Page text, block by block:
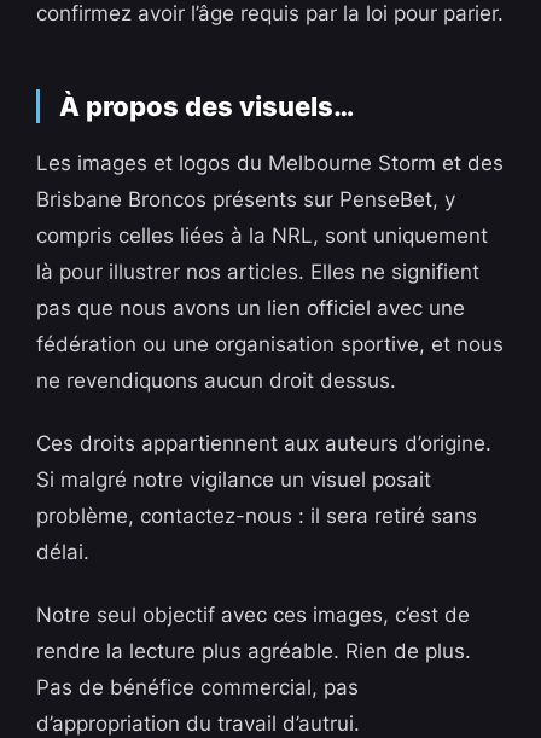
confirmez avoir l’âge requis par la loi pour parier.
À propos des visuels…
Les images et logos du Melbourne Storm et des
Brisbane Broncos présents sur PenseBet, y
compris celles liées à la NRL, sont uniquement
là pour illustrer nos articles. Elles ne signifient
pas que nous avons un lien officiel avec une
fédération ou une organisation sportive, et nous
ne revendiquons aucun droit dessus.
Ces droits appartiennent aux auteurs d’origine.
Si malgré notre vigilance un visuel posait
problème, contactez-nous : il sera retiré sans
délai.
Notre seul objectif avec ces images, c’est de
rendre la lecture plus agréable. Rien de plus.
Pas de bénéfice commercial, pas
d’appropriation du travail d’autrui.